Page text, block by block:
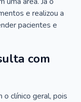
e realizou a
pacientes e
com
o clínico geral, pois